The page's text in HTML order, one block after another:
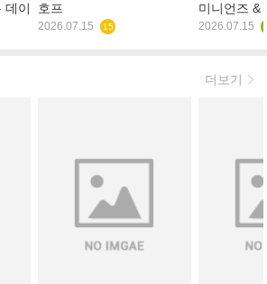
데이 호프
2026.07.15 15
미니언즈 &
2026.07.15
더보기